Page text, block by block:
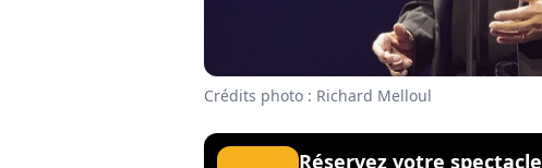
Crédits photo : Richard Melloul
Réservez votre spectacle